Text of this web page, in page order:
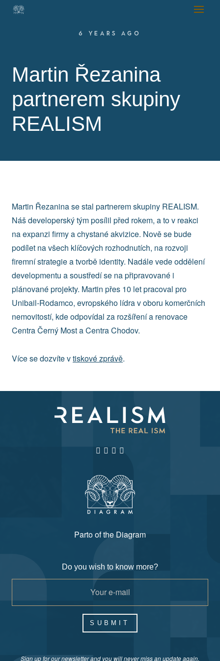
6 YEARS AGO
Martin Řezanina
partnerem skupiny
REALISM
Martin Řezanina se stal partnerem skupiny REALISM.
Náš developerský tým posílil před rokem, a to v reakci
na expanzi firmy a chystané akvizice. Nově se bude
podílet na všech klíčových rozhodnutích, na rozvoji
firemní strategie a tvorbě identity. Nadále vede oddělení
developmentu a soustředí se na připravované i
plánované projekty. Martin přes 10 let pracoval pro
Unibail-Rodamco, evropského lídra v oboru komerčních
nemovitostí, kde odpovídal za rozšíření a renovace
Centra Černý Most a Centra Chodov.
Více se dozvíte vtiskové zprávě.
Parto of the Diagram
Do you wish to know more?
SUBMIT
Sign up for our newsletter and you will never miss an update again.